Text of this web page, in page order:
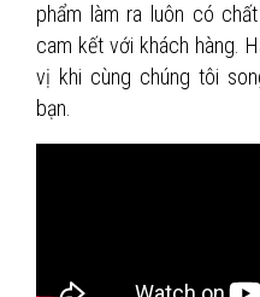
phẩm làm ra luôn có
cam kết với khách hàng.
vị khi cùng chúng tôi
bạn.